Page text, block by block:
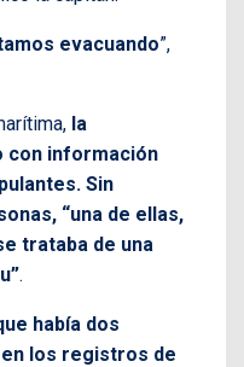
evacuando”,
la
con información
Sin
“una de ellas,
trataba de una
.
había dos
los registros de